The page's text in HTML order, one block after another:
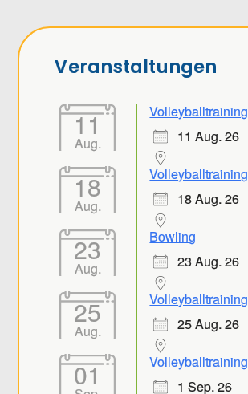
Veranstaltungen
11
Aug.
Volleyballtraining
11 Aug. 26
18
Aug.
Volleyballtraining
18 Aug. 26
23
Aug.
Bowling
23 Aug. 26
25
Aug.
Volleyballtraining
25 Aug. 26
01
Volleyballtraining
1 Sep. 26